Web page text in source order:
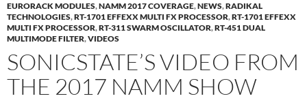
EURORACK MODULES,NAMM 2017 COVERAGE,NEWS,RADIKAL
TECHNOLOGIES,RT-1701 EFFEXX MULTI FX PROCESSOR,RT-1701 EFFEXX
MULTI FX PROCESSOR,RT-311 SWARM OSCILLATOR,RT-451 DUAL
MULTIMODE FILTER,VIDEOS
SONICSTATE’S VIDEO FROM
THE 2017 NAMM SHOW